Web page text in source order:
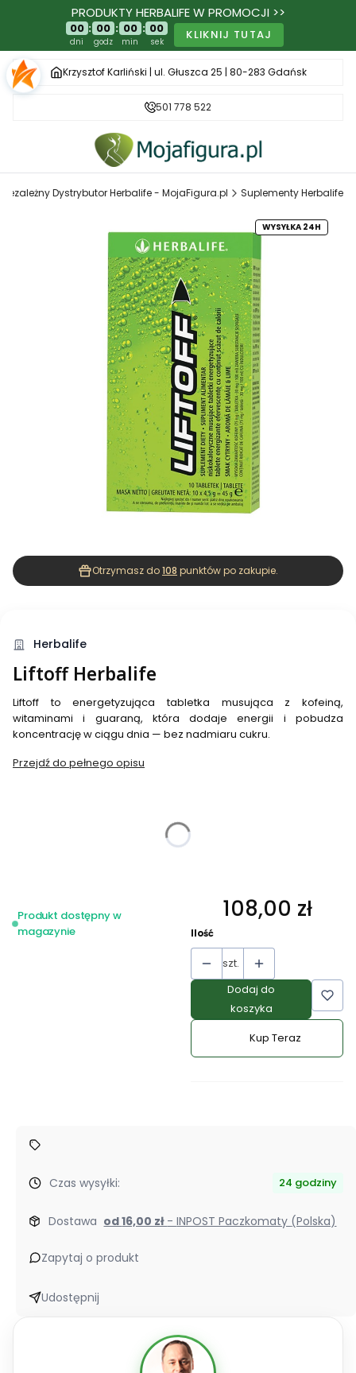
PRODUKTY HERBALIFE W PROMOCJI >>
00
dni
: 00
godz
: 00
min
: 00
sek KLIKNIJ TUTAJ
Krzysztof Karliński | ul. Głuszca 25 | 80-283 Gdańsk
501 778 522
Niezależny Dystrybutor Herbalife - MojaFigura.pl Suplementy Herbalife
Otrzymasz do108 punktów po zakupie.
WYSYŁKA 24H
Herbalife
Liftoff Herbalife
Liftoff to energetyzująca tabletka musująca z kofeiną,
witaminami i guaraną, która dodaje energii i pobudza
koncentrację w ciągu dnia — bez nadmiaru cukru.
Przejdź do pełnego opisu
Produkt dostępny w
magazynie
Cena
108,00 zł
Ilość
szt.
Dodaj do
koszyka
Szybki
Kup Teraz
Czas wysyłki: 24 godziny
Dostawa od 16,00 zł - INPOST Paczkomaty (Polska)
Zapytaj o produkt
Udostępnij